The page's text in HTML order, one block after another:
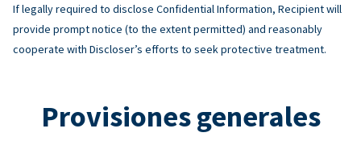
If legally required to disclose Confidential Information, Recipient will
provide prompt notice (to the extent permitted) and reasonably
cooperate with Discloser’s efforts to seek protective treatment.
Provisiones generales